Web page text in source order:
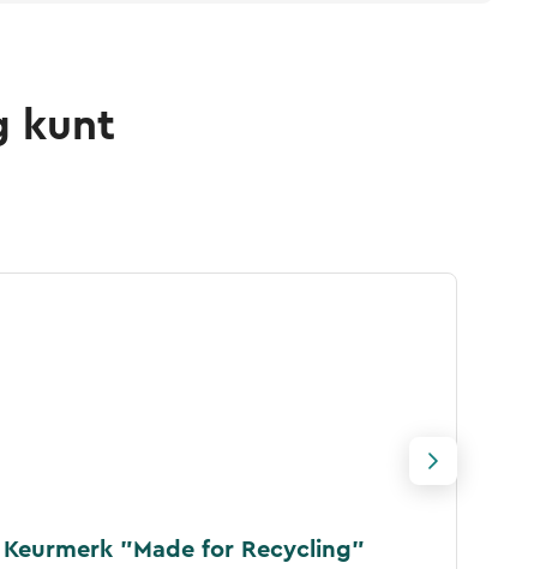
kunt
Keurmerk ”Made for Recycling”